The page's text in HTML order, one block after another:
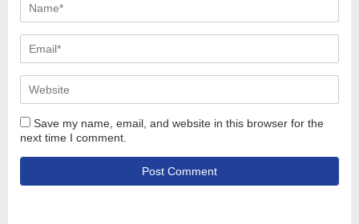
Save my name, email, and website in this browser for the
next time I comment.